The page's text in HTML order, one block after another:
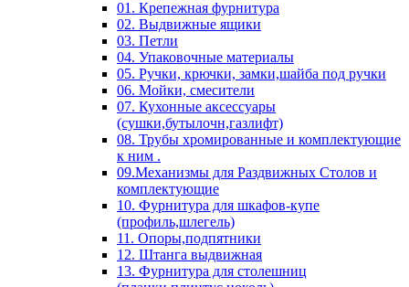
01. Крепежная фурнитура
02. Выдвижные ящики
03. Петли
04. Упаковочные материалы
05. Ручки, крючки, замки,шайба под ручки
06. Мойки, смесители
07. Кухонные аксессуары
(сушки,бутылочн,газлифт)
08. Трубы хромированные и комплектующие
к ним .
09.Механизмы для Раздвижных Столов и
комплектующие
10. Фурнитура для шкафов-купе
(профиль,шлегель)
11. Опоры,подпятники
12. Штанга выдвижная
13. Фурнитура для столешниц